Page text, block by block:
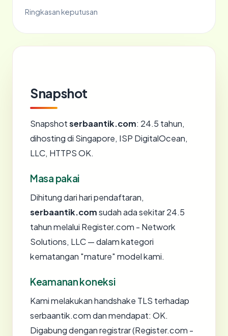
Ringkasan keputusan
Snapshot
Snapshotserbaantik.com: 24.5 tahun,
dihosting di Singapore, ISP DigitalOcean,
LLC, HTTPS OK.
Masa pakai
Dihitung dari hari pendaftaran,
serbaantik.comsudah ada sekitar 24.5
tahun melalui Register.com - Network
Solutions, LLC — dalam kategori
kematangan "mature" model kami.
Keamanan koneksi
Kami melakukan handshake TLS terhadap
serbaantik.com dan mendapat: OK.
Digabung dengan registrar (Register.com -